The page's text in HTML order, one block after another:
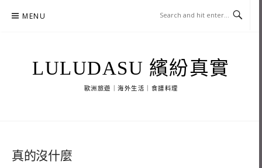
MENU
LULUDASU 繽紛真實
歐洲旅遊｜海外生活｜食譜料理
真的沒什麼